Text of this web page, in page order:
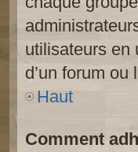
utilisateurs en
d’un forum
Haut
Comment